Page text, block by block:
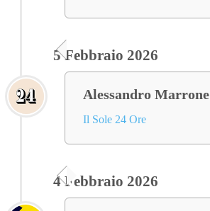
5 Febbraio 2026
Alessandro Marrone
Il Sole 24 Ore
4 Febbraio 2026